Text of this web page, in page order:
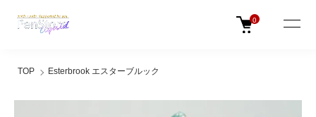
0
TOP Esterbrook エスターブルック